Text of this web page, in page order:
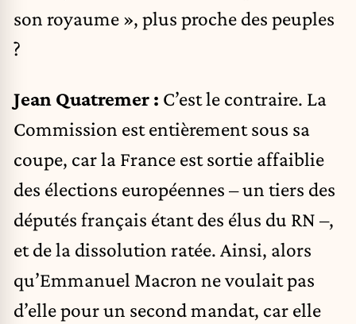
son royaume », plus proche des peuples
?
Jean Quatremer : C’est le contraire. La
Commission est entièrement sous sa
coupe, car la France est sortie affaiblie
des élections européennes – un tiers des
députés français étant des élus du RN –,
et de la dissolution ratée. Ainsi, alors
qu’Emmanuel Macron ne voulait pas
d’elle pour un second mandat, car elle